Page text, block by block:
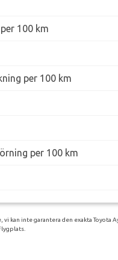
100 km
per 100 km
per 100 km
kan inte garantera den exakta